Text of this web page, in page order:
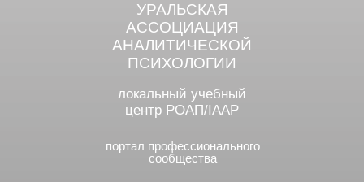
УРАЛЬСКАЯ
АССОЦИАЦИЯ
АНАЛИТИЧЕСКОЙ
ПСИХОЛОГИИ
портал профессионального
сообщества
локальный учебный
центр РОАП/IAAP